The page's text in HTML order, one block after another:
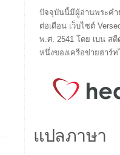
ปัจจุบันนี้มีผู้อ่านพระคำ
ต่อเดือน เว็บไซต์
พ.ศ. 2541 โดย เบน ส
หนึ่งของเครือข่ายฮาร์ท
แปลภาษา